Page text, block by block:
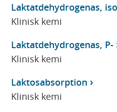
Laktatdehydrogenas,
Klinisk kemi
Laktatdehydrogenas, P-
Klinisk kemi
Laktosabsorption
Klinisk kemi